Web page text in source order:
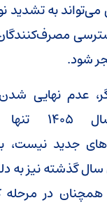
به تشدید
مصرف‌کنندگان
شود.
عدم نهایی
وارداتی
جدید نیست،
گذشته نیز به
در مرحله